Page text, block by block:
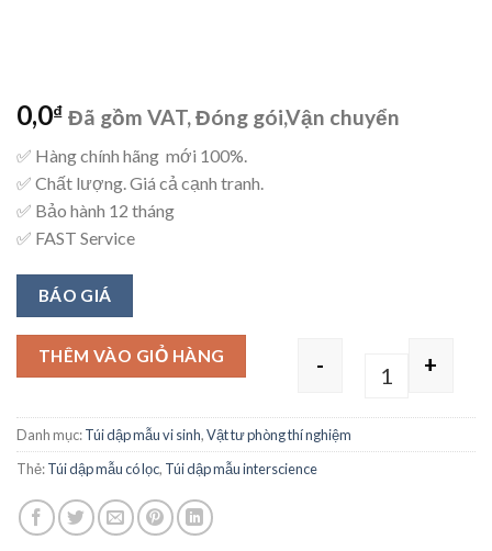
0,0₫ Đã gồm VAT, Đóng gói,Vận chuyển
✅ Hàng chính hãng mới 100%.
✅ Chất lượng. Giá cả cạnh tranh.
✅ Bảo hành 12 tháng
✅ FAST Service
BÁO GIÁ
Quantity
- +
THÊM VÀO GIỎ HÀNG
Danh mục:Túi dập mẫu vi sinh,Vật tư phòng thí nghiệm
Thẻ:Túi dập mẫu có lọc, Túi dập mẫu interscience